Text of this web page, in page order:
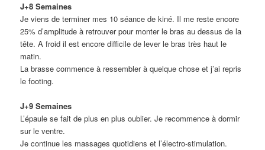
J+8 Semaines
Je viens de terminer mes 10 séance de kiné. Il me reste encore
25% d’amplitude à retrouver pour monter le bras au dessus de la
tête. A froid il est encore difficile de lever le bras très haut le
matin.
La brasse commence à ressembler à quelque chose et j’ai repris
le footing.
J+9 Semaines
L’épaule se fait de plus en plus oublier. Je recommence à dormir
sur le ventre.
Je continue les massages quotidiens et l’électro-stimulation.